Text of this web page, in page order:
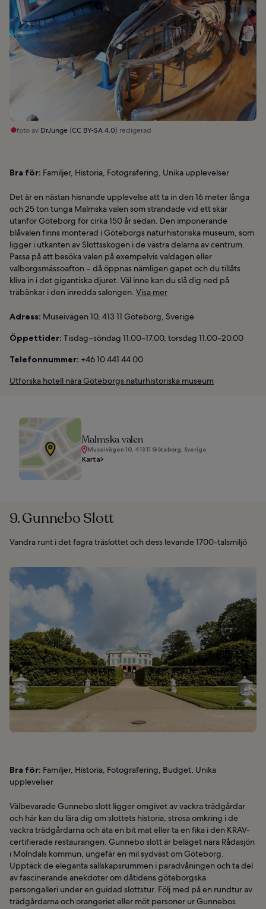
foto av DrJunge(CC BY-SA 4.0) redigerad
Bra för: Familjer, Historia, Fotografering, Unika upplevelser
Det är en nästan hisnande upplevelse att ta in den 16 meter långa
och 25 ton tunga Malmska valen som strandade vid ett skär
utanför Göteborg för cirka 150 år sedan. Den imponerande
blåvalen finns monterad i Göteborgs naturhistoriska museum, som
ligger i utkanten av Slottsskogen i de västra delarna av centrum.
Passa på att besöka valen på exempelvis valdagen eller
valborgsmässoafton – då öppnas nämligen gapet och du tillåts
kliva in i det gigantiska djuret. Väl inne kan du slå dig ned på
träbänkar i den inredda salongen. Visa mer
Adress: Museivägen 10, 413 11 Göteborg, Sverige
Öppettider: Tisdag–söndag 11.00–17.00, torsdag 11.00–20.00
Telefonnummer: +46 10 441 44 00
Utforska hotell nära Göteborgs naturhistoriska museum
Malmska valen
Museivägen 10, 413 11 Göteborg, Sverige
Karta
9. Gunnebo Slott
Vandra runt i det fagra träslottet och dess levande 1700-talsmiljö
Bra för: Familjer, Historia, Fotografering, Budget, Unika
upplevelser
Välbevarade Gunnebo slott ligger omgivet av vackra trädgårdar
och här kan du lära dig om slottets historia, strosa omkring i de
vackra trädgårdarna och äta en bit mat eller ta en fika i den KRAV-
certifierade restaurangen. Gunnebo slott är beläget nära Rådasjön
i Mölndals kommun, ungefär en mil sydväst om Göteborg.
Upptäck de eleganta sällskapsrummen i paradvåningen och ta del
av fascinerande anekdoter om dåtidens göteborgska
persongalleri under en guidad slottstur. Följ med på en rundtur av
trädgårdarna och orangeriet eller möt personer ur Gunnebos